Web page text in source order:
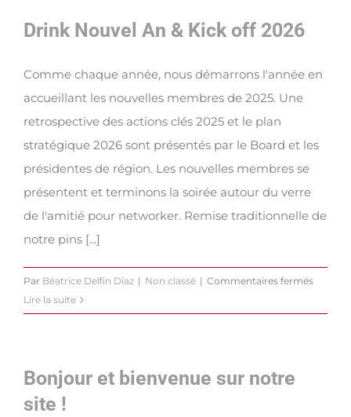
Drink Nouvel An & Kick off 2026
Comme chaque année, nous démarrons l'année en
accueillant les nouvelles membres de 2025. Une
retrospective des actions clés 2025 et le plan
stratégique 2026 sont présentés par le Board et les
présidentes de région. Les nouvelles membres se
présentent et terminons la soirée autour du verre
de l'amitié pour networker. Remise traditionnelle de
notre pins [...]
Par Béatrice Delfin Diaz | Non classé | Commentaires ferméssur
Nouvel
Lire la suite
Bonjour et bienvenue sur notre
site !